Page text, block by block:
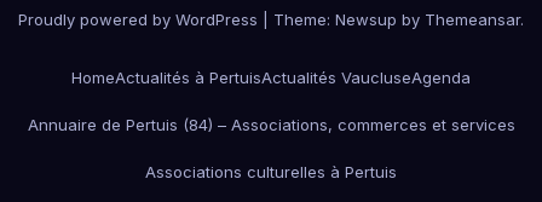
Proudly powered by WordPress Theme: Newsup by Themeansar.
HomeActualités à PertuisActualités VaucluseAgenda
Annuaire de Pertuis (84) – Associations, commerces et services
Associations culturelles à Pertuis